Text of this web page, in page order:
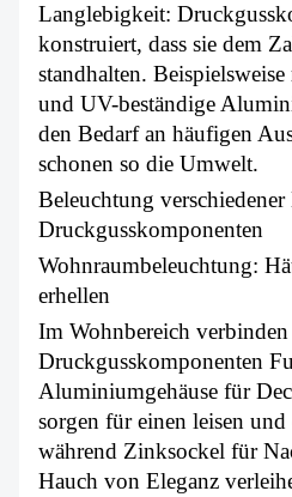
Langlebigkeit:
konstruiert, dass sie dem
standhalten.
und UV-beständige
den Bedarf an häufigen
schonen so die Umwelt.
Beleuchtung
Druckgusskomponenten
Wohnraumbeleuchtung:
erhellen
Im Wohnbereich verbinden
Druckgusskomponenten
Aluminiumgehäuse für
sorgen für einen leisen
während Zinksockel für
Hauch von Eleganz